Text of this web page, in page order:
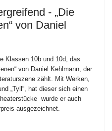
- „Die
von Daniel
Klassen 10b und 10d, das
von Daniel Kehlmann, der
zählt. Mit Werken,
„Tyll“, hat dieser sich einen
wurde er auch
ausgezeichnet.